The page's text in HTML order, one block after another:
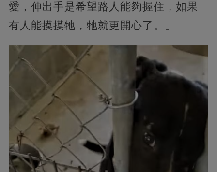
愛，伸出手是希望路人能夠握住，如果
有人能摸摸牠，牠就更開心了。」